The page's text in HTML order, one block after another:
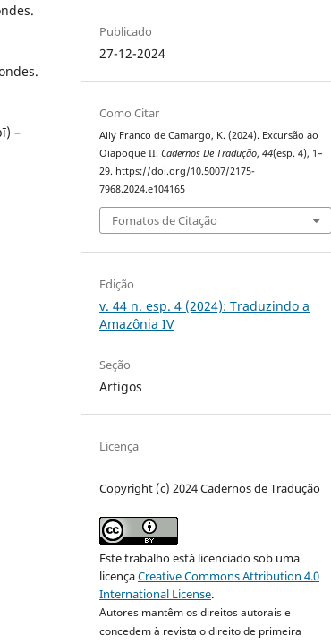
–
Publicado
27-12-2024
Como Citar
Aily Franco de Camargo, K. (2024). Excursão ao
Oiapoque II.Cadernos De Tradução,44(esp. 4), 1–
29. https://doi.org/10.5007/2175-
7968.2024.e104165
Fomatos de Citação
Edição
v. 44 n. esp. 4 (2024): Traduzindo a
Amazônia IV
Seção
Artigos
Licença
Copyright (c) 2024 Cadernos de Tradução
Este trabalho está licenciado sob uma
licençaCreative Commons Attribution 4.0
International License.
Autores mantêm os direitos autorais e
concedem à revista o direito de primeira